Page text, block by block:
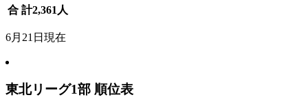
合 計2,361 人
6月21日現在
東北リーグ1部 順位表